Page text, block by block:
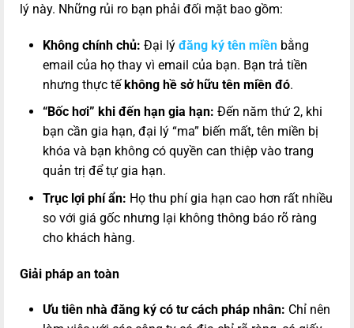
lý này. Những rủi ro bạn phải đối mặt bao gồm:
Không chính chủ: Đại lý đăng ký tên miền bằng
email của họ thay vì email của bạn. Bạn trả tiền
nhưng thực tếkhông hề sở hữu tên miền đó.
“Bốc hơi” khi đến hạn gia hạn: Đến năm thứ 2, khi
bạn cần gia hạn, đại lý “ma” biến mất, tên miền bị
khóa và bạn không có quyền can thiệp vào trang
quản trị để tự gia hạn.
Trục lợi phí ẩn: Họ thu phí gia hạn cao hơn rất nhiều
so với giá gốc nhưng lại không thông báo rõ ràng
cho khách hàng.
Giải pháp an toàn
Ưu tiên nhà đăng ký có tư cách pháp nhân: Chỉ nên